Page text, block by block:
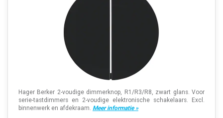
Hager Berker 2-voudige dimmerknop, R1/R3/R8, zwart glans. Voor
serie-tastdimmers en 2-voudige elektronische schakelaars. Excl.
binnenwerk en afdekraam. Meer informatie »